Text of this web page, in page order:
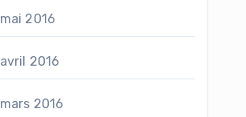
mai 2016
avril 2016
mars 2016